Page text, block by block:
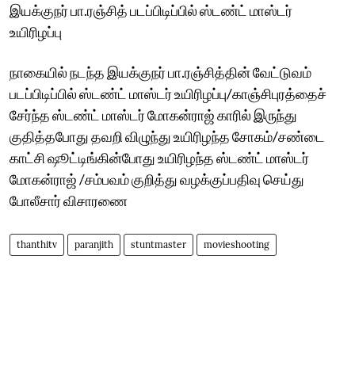
இயக்குநர் பா.ரஞ்சித் படப்பிடிப்பில் ஸ்டண்ட் மாஸ்டர்
உயிரிழப்பு
நாகையில் நடந்த இயக்குநர் பா.ரஞ்சித்தின் வேட்டுவம்
படப்பிடிப்பில் ஸ்டண்ட் மாஸ்டர் உயிரிழப்பு/காஞ்சிபுரத்தைச்
சேர்ந்த ஸ்டண்ட் மாஸ்டர் மோகன்ராஜ் காரில் இருந்து
குதித்தபோது தவறி விழுந்து உயிரிழந்த சோகம்/சண்டை
காட்சி ஷூட்டிங்கின்போது உயிரிழந்த ஸ்டண்ட் மாஸ்டர்
மோகன்ராஜ் /சம்பவம் குறித்து வழக்குப்பதிவு செய்து
போலீசார் விசாரணை
thanthitv paranjith stuntmaster movieshooting